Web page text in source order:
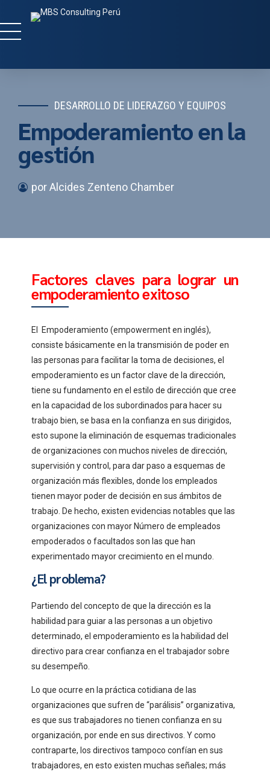
DESARROLLO DE LIDERAZGO Y EQUIPOS
Empoderamiento en la
gestión
por Alcides Zenteno Chamber
Factores claves para lograr un
empoderamiento exitoso
El Empoderamiento (empowerment en inglés),
consiste básicamente en la transmisión de poder en
las personas para facilitar la toma de decisiones, el
empoderamiento es un factor clave de la dirección,
tiene su fundamento en el estilo de dirección que cree
en la capacidad de los subordinados para hacer su
trabajo bien, se basa en la confianza en sus dirigidos,
esto supone la eliminación de esquemas tradicionales
de organizaciones con muchos niveles de dirección,
supervisión y control, para dar paso a esquemas de
organización más flexibles, donde los empleados
tienen mayor poder de decisión en sus ámbitos de
trabajo. De hecho, existen evidencias notables que las
organizaciones con mayor Número de empleados
empoderados o facultados son las que han
experimentado mayor crecimiento en el mundo.
¿El problema?
Partiendo del concepto de que la dirección es la
habilidad para guiar a las personas a un objetivo
determinado, el empoderamiento es la habilidad del
directivo para crear confianza en el trabajador sobre
su desempeño.
Lo que ocurre en la práctica cotidiana de las
organizaciones que sufren de “parálisis” organizativa,
es que sus trabajadores no tienen confianza en su
organización, por ende en sus directivos. Y como
contraparte, los directivos tampoco confían en sus
trabajadores, en esto existen muchas señales; más